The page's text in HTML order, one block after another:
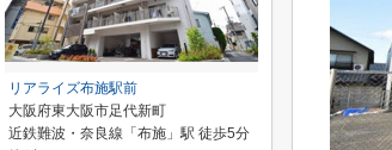
リアライズ布施駅前
大阪府東大阪市足代新町
近鉄難波・奈良線「布施」駅 徒歩5分